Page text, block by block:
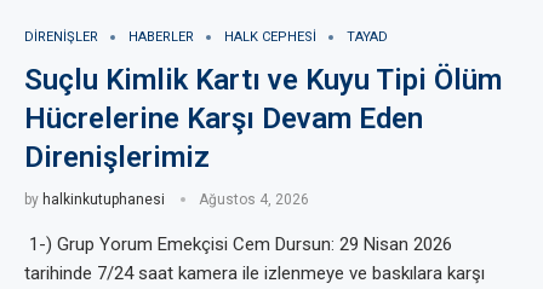
DIRENIŞLER HABERLER HALK CEPHESI TAYAD
Suçlu Kimlik Kartı ve Kuyu Tipi Ölüm
Hücrelerine Karşı Devam Eden
Direnişlerimiz
by halkinkutuphanesi Ağustos 4, 2026
1-) Grup Yorum Emekçisi Cem Dursun: 29 Nisan 2026
tarihinde 7/24 saat kamera ile izlenmeye ve baskılara karşı